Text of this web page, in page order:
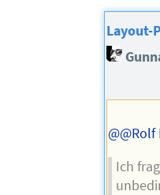
Layout-
@@Rolf
Ich